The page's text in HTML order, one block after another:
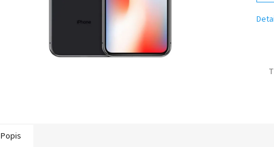
Popis